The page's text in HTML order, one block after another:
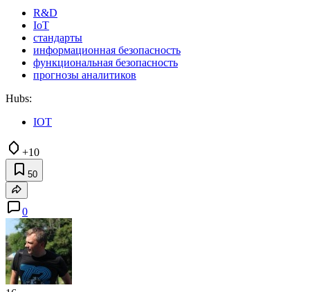
R&D
IoT
стандарты
информационная безопасность
функциональная безопасность
прогнозы аналитиков
Hubs:
IOT
+10
50
0